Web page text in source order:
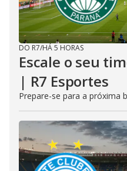
DO R7/HÁ 5 HORAS
Escale o seu
| R7 Esportes
Prepare-se para a próxima